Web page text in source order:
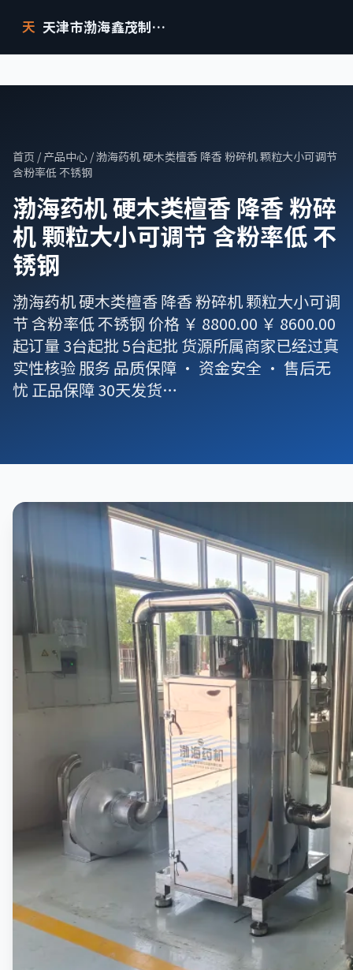
天 天津市渤海鑫茂制药设备有限公司
首页 / 产品中心 / 渤海药机 硬木类檀香 降香 粉碎机 颗粒大小可调节
含粉率低 不锈钢
渤海药机 硬木类檀香 降香 粉碎
机 颗粒大小可调节 含粉率低 不
锈钢
渤海药机 硬木类檀香 降香 粉碎机 颗粒大小可调
节 含粉率低 不锈钢 价格 ￥ 8800.00 ￥ 8600.00
起订量 3台起批 5台起批 货源所属商家已经过真
实性核验 服务 品质保障 · 资金安全 · 售后无
忧 正品保障 30天发货…